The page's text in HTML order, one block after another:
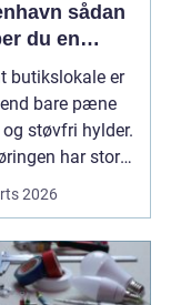
sådan
du en
kunderne
til at
tilbage til
butikslokale er
bare pæne
støvfri hylder.
har stor
f...
2026